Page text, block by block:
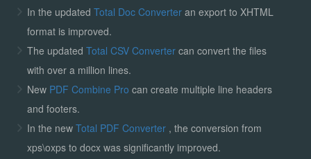
In the updated Total Doc Converter an export to XHTML
format is improved.
The updated Total CSV Convertercan convert the files
with over a million lines.
New PDF Combine Pro can create multiple line headers
and footers.
In the new Total PDF Converter , the conversion from
xps\oxps to docx was significantly improved.